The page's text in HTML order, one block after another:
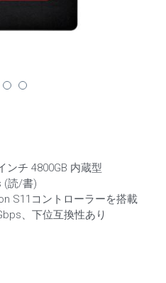
ンチ 4800GB 内蔵型
(読/書)
S11コントローラーを搭載
、下位互換性あり